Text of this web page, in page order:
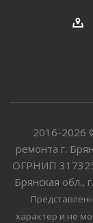
2016-2026
ремонта г.
ОГРНИП
Брянская обл.,
характер и не